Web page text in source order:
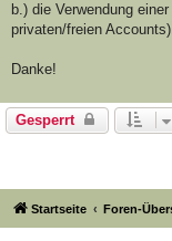
b.) die Verwendung
privaten/freien
Danke!
Gesperrt
Startseite Foren-